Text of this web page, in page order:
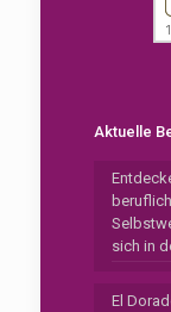
Aktuelle
sich in
El